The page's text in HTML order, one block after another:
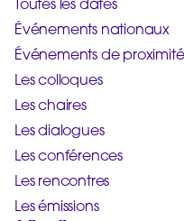
Événements nationaux
Événements de proximité
Les colloques
Les chaires
Les dialogues
Les conférences
Les rencontres
Les émissions